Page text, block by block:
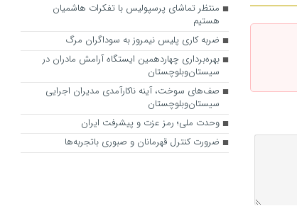
منتظر تماشای پرسپولیس با تفکرات هاشمیان
هستیم
ضربه کاری پلیس نیمروز به سوداگران مرگ
بهره‌برداری چهاردهمین ایستگاه آرامش مادران در
سیستان‌وبلوچستان
صف‌های سوخت، آینه ناکارآمدی مدیران اجرایی
سیستان‌وبلوچستان
وحدت ملی؛ رمز عزت و پیشرفت ایران
ضرورت کنترل قهرمانان و صبوری باتجربه‌ها